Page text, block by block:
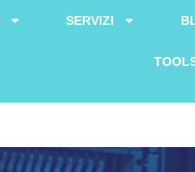
SERVIZI